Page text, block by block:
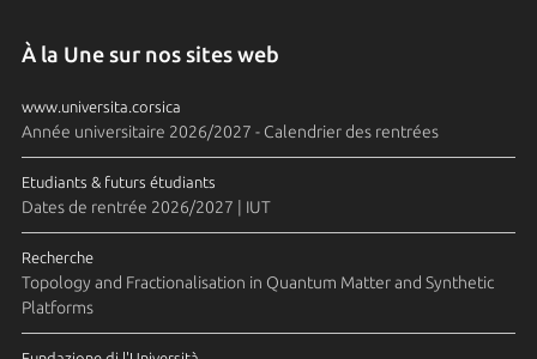
À la Une sur nos sites web
www.universita.corsica
Année universitaire 2026/2027 - Calendrier des rentrées
Etudiants & futurs étudiants
Dates de rentrée 2026/2027 | IUT
Recherche
Topology and Fractionalisation in Quantum Matter and Synthetic
Platforms